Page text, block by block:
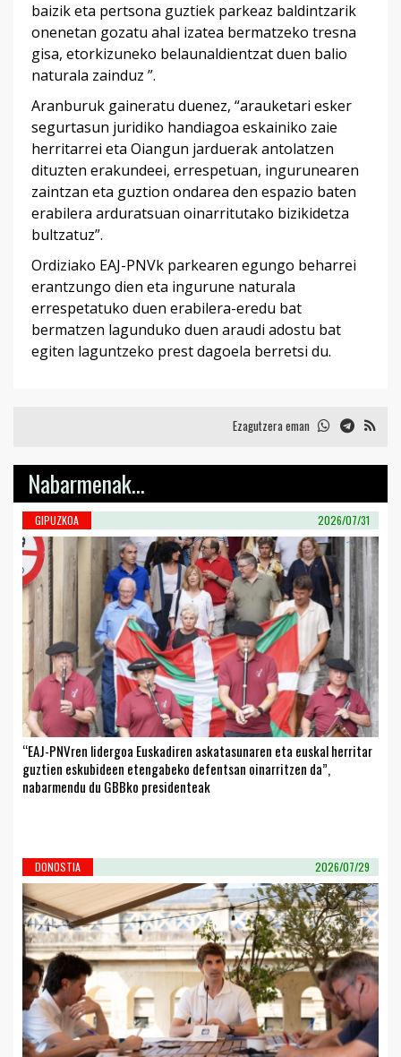
baizik eta pertsona guztiek parkeaz baldintzarik
onenetan gozatu ahal izatea bermatzeko tresna
gisa, etorkizuneko belaunaldientzat duen balio
naturala zainduz ”.
Aranburuk gaineratu duenez, “arauketari esker
segurtasun juridiko handiagoa eskainiko zaie
herritarrei eta Oiangun jarduerak antolatzen
dituzten erakundeei, errespetuan, ingurunearen
zaintzan eta guztion ondarea den espazio baten
erabilera arduratsuan oinarritutako bizikidetza
bultzatuz”.
Ordiziako EAJ-PNVk parkearen egungo beharrei
erantzungo dien eta ingurune naturala
errespetatuko duen erabilera-eredu bat
bermatzen lagunduko duen araudi adostu bat
egiten laguntzeko prest dagoela berretsi du.
Ezagutzera eman
Nabarmenak...
GIPUZKOA 2026/07/31
“EAJ-PNVren lidergoa Euskadiren askatasunaren eta euskal herritar
guztien eskubideen etengabeko defentsan oinarritzen da”,
nabarmendu du GBBko presidenteak
DONOSTIA 2026/07/29